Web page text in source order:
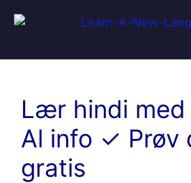
Lær hindi med
Al info ✓ Prøv
gratis